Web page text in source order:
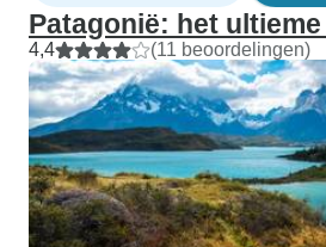
Patagonië: het
4,4 (11 beoordelingen)